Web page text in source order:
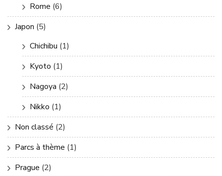
Rome (6)
Japon (5)
Chichibu (1)
Kyoto (1)
Nagoya (2)
Nikko (1)
Non classé (2)
Parcs à thème (1)
Prague (2)